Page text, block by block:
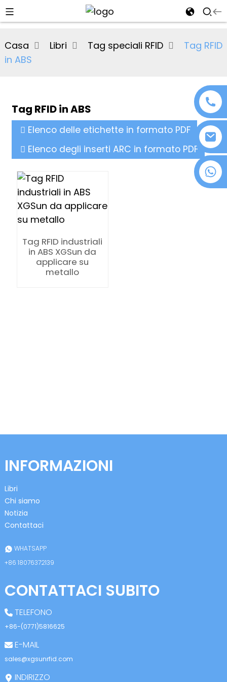
Casa Libri Tag speciali RFID
Tag RFID
in ABS
Tag RFID in ABS
Elenco delle etichette in formato PDF
Elenco degli inserti ARC in formato PDF
Tag RFID industriali
in ABS XGSun da
applicare su
metallo
INFORMAZIONI
Libri
Chi siamo
Notizia
Contattaci
WHATSAPP
+86 18076372139
CONTATTACI SUBITO
TELEFONO
+86-(0771)5816625
E-MAIL
sales@xgsunrfid.com
INDIRIZZO